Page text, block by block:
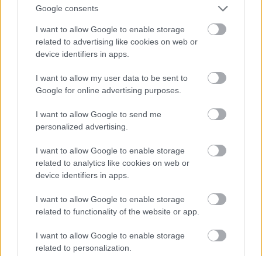
Google consents
I want to allow Google to enable storage
related to advertising like cookies on web or
device identifiers in apps.
I want to allow my user data to be sent to
Google for online advertising purposes.
I want to allow Google to send me
personalized advertising.
I want to allow Google to enable storage
related to analytics like cookies on web or
device identifiers in apps.
I want to allow Google to enable storage
related to functionality of the website or app.
I want to allow Google to enable storage
related to personalization.
Mīļotajam cilvēkam šo
labāk nedāvināt! Šīs
šķietami nevainīgās
dāvanas attiecībās var
ienest strīdus un asaras
Atcelt Ziņot